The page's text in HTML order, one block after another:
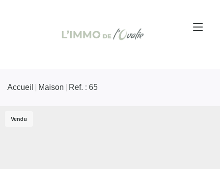
Accueil Maison Ref. : 65
Vendu